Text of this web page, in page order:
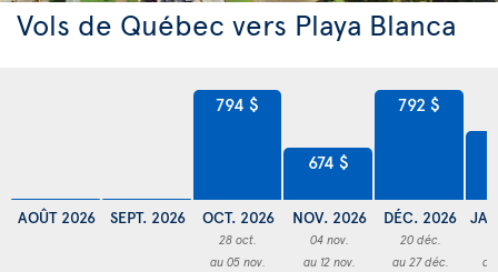
Vols de Québec vers Playa Blanca
AOÛT 2026 SEPT. 2026
794 $
OCT. 2026
28 oct.
au 05 nov.
674 $
NOV. 2026
04 nov.
au 12 nov.
792 $
DÉC. 2026
20 déc.
au 27 déc.